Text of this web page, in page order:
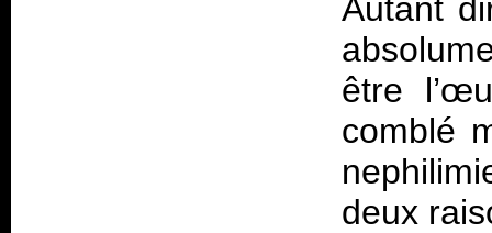
Autant
être
comblé
deux